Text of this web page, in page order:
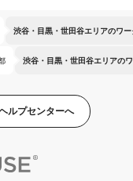
渋谷・目黒・世田谷エリアのワ
渋谷・目黒・世田谷エリアの
ルプセンターへ